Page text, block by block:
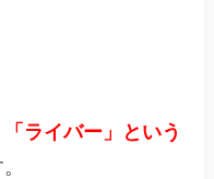
「ライバー」という